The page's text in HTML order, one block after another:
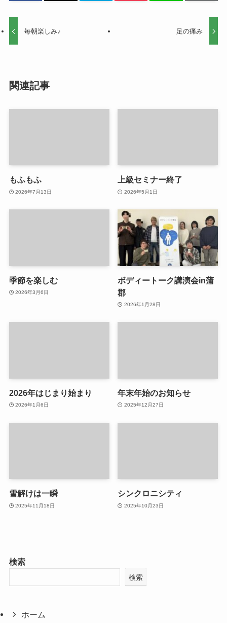
毎朝楽しみ♪ 足の痛み
関連記事
もふもふ
2026年7月13日
上級セミナー終了
2026年5月1日
季節を楽しむ
2026年3月6日
ボディートーク講演会in蒲
郡
2026年1月28日
2026年はじまり始まり
2026年1月6日
年末年始のお知らせ
2025年12月27日
雪解けは一瞬
2025年11月18日
シンクロニシティ
2025年10月23日
検索
検索
ホーム